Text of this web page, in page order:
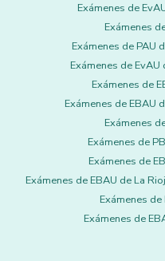
Exámenes de
Exámenes
Exámenes de PAU
Exámenes de
Exámenes de
Exámenes de EBAU
Exámenes
Exámenes de
Exámenes de
Exámenes de EBAU de La
Exámenes de
Exámenes de